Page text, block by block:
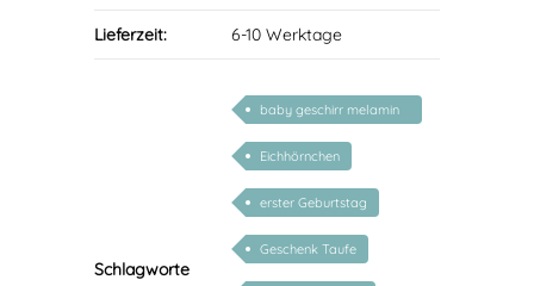
Lieferzeit: 6-10 Werktage
Schlagworte
baby geschirr melamin
set
Eichhörnchen
erster Geburtstag
Geschenk Taufe